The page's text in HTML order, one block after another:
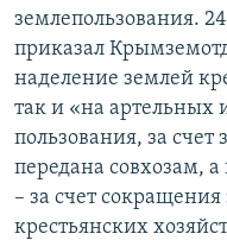
землепользования.
приказал
наделение землей
так и «на
пользования, за счет
передана совхозам,
– за счет
крестьянских